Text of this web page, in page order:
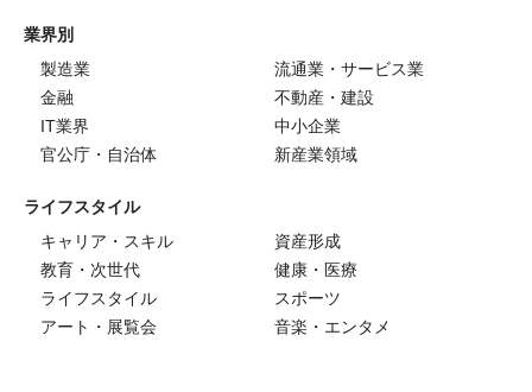
業界別
製造業
流通業・サービス業
金融
不動産・建設
IT業界
中小企業
官公庁・自治体
新産業領域
ライフスタイル
キャリア・スキル
資産形成
教育・次世代
健康・医療
ライフスタイル
スポーツ
アート・展覧会
音楽・エンタメ